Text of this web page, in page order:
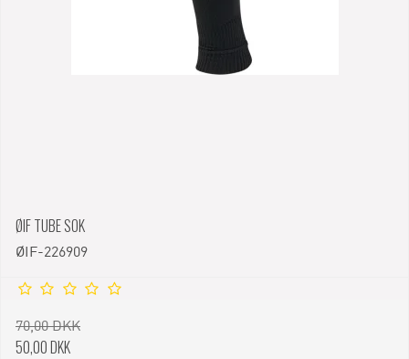
ØIF TUBE SOK
ØIF-226909
70,00 DKK
50,00 DKK